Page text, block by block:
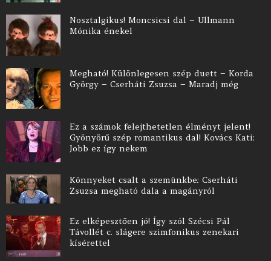
Nosztalgikus! Moncsicsi dal – Ullmann
Mónika énekel
Megható! Különlegesen szép duett – Korda
György – Cserháti Zsuzsa – Maradj még
Ez a számok felejthetetlen élményt jelent!
Gyönyörű szép romantikus dal! Kovács Kati:
Jobb ez így nekem
Könnyeket csalt a szemünkbe: Cserháti
Zsuzsa megható dala a magányról
Ez elképesztően jó! Így szól Szécsi Pál
Távollét c. slágere szimfonikus zenekari
kísérettel